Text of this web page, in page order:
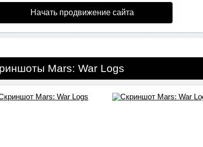
Начать продвижение сайта
Mars: War Logs